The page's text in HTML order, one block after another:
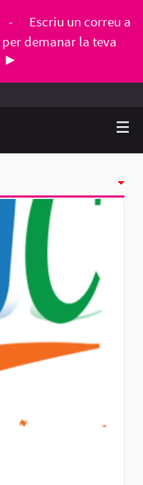
-
Escriu un correu a
per demanar la teva